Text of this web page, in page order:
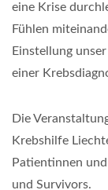
eine Krise
Fühlen
Einstellung
einer
Die
Krebshilfe
Patientinnen
und Survivors.